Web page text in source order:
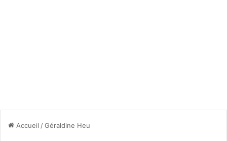
Accueil /Géraldine Heu